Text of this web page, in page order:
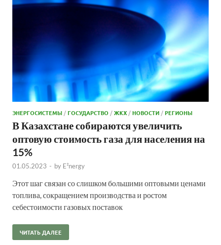
ЭНЕРГОСИСТЕМЫ /ГОСУДАРСТВО /ЖКХ /НОВОСТИ /РЕГИОНЫ
В Казахстане собираются увеличить
оптовую стоимость газа для населения на
15%
01.05.2023 - by E²nergy
Этот шаг связан со слишком большими оптовыми ценами
топлива, сокращением производства и ростом
себестоимости газовых поставок
ЧИТАТЬ ДАЛЕЕ